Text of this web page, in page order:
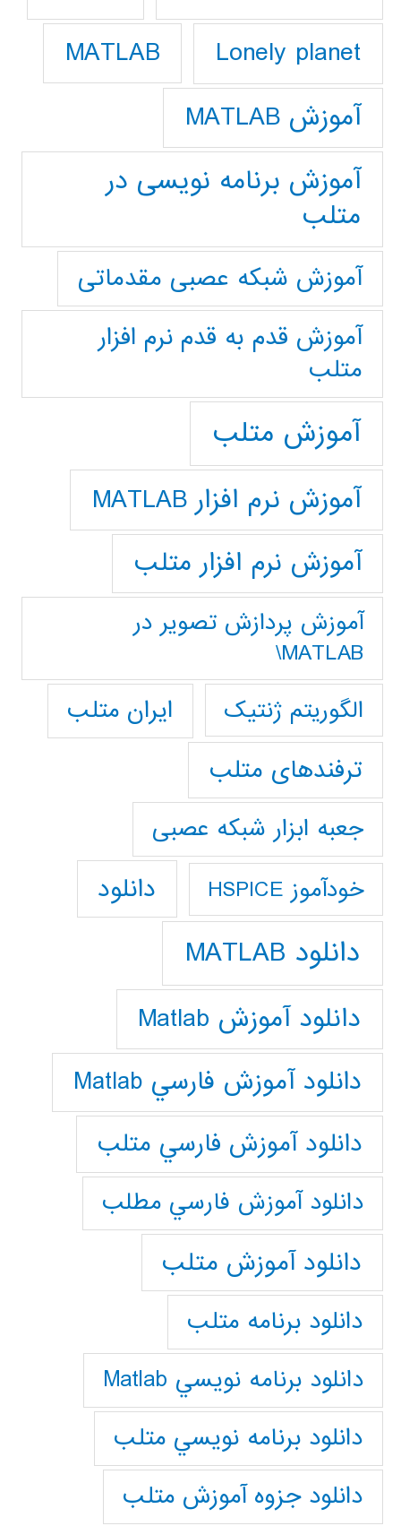
Lonely planet
MATLAB
آموزش MATLAB
آموزش برنامه نویسی در
متلب
آموزش شبکه عصبی مقدماتی
آموزش قدم به قدم نرم افزار
متلب
آموزش متلب
آموزش نرم افزار MATLAB
آموزش نرم افزار متلب
آموزش پردازش تصوير در
MATLAB\
الگوریتم ژنتیک
ایران متلب
ترفندهای متلب
جعبه ابزار شبکه عصبی
خودآموز HSPICE دانلود
دانلود MATLAB
دانلود آموزش Matlab
دانلود آموزش فارسي Matlab
دانلود آموزش فارسي متلب
دانلود آموزش فارسي مطلب
دانلود آموزش متلب
دانلود برنامه متلب
دانلود برنامه نويسي Matlab
دانلود برنامه نويسي متلب
دانلود جزوه آموزش متلب